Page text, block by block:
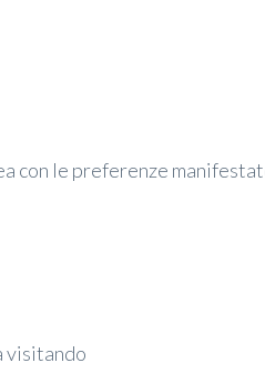
con le preferenze
visitando